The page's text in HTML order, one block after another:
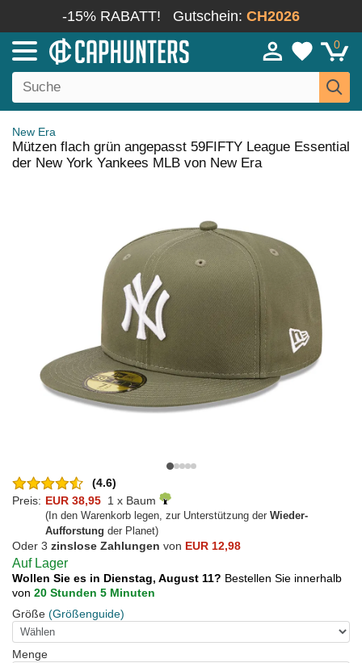
-15% RABATT! Gutschein: CH2026
0
New Era
Mützen flach grün angepasst 59FIFTY League Essential
der New York Yankees MLB von New Era
(4.6)
Preis: EUR 38,95 1 x Baum
(In den Warenkorb legen, zur Unterstützung der Wieder-
Aufforstung der Planet)
Oder 3 zinslose Zahlungen von EUR 12,98
Auf Lager
Wollen Sie es in Dienstag, August 11? Bestellen Sie innerhalb
von 20 Stunden 5 Minuten
Größe (Größenguide)
Menge